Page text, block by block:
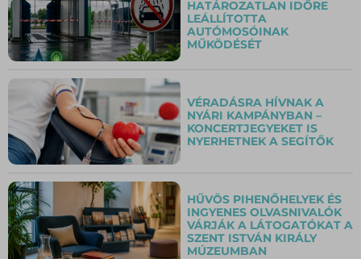
HATÁROZATLAN IDŐRE
LEÁLLÍTOTTA
AUTÓMOSÓINAK
MŰKÖDÉSÉT
VÉRADÁSRA HÍVNAK A
NYÁRI KAMPÁNYBAN –
KONCERTJEGYEKET IS
NYERHETNEK A SEGÍTŐK
HŰVÖS PIHENŐHELYEK ÉS
INGYENES OLVASNIVALÓK
VÁRJÁK A LÁTOGATÓKAT A
SZENT ISTVÁN KIRÁLY
MÚZEUMBAN